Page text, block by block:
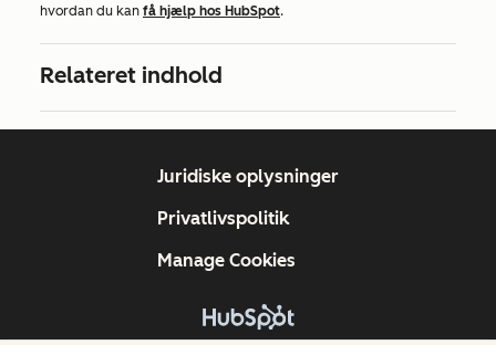
hvordan du kan få hjælp hos HubSpot.
Relateret indhold
Juridiske oplysninger
Privatlivspolitik
Manage Cookies